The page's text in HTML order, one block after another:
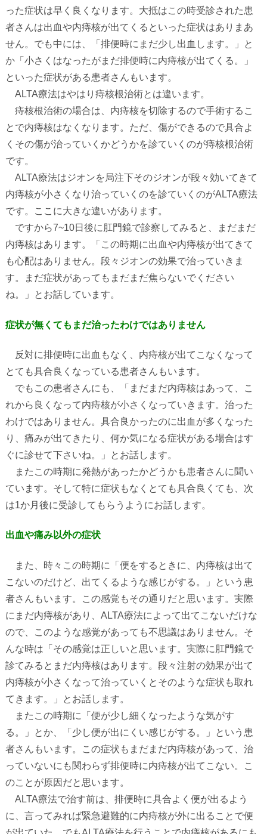
った症状は早く良くなります。大抵はこの時受診された患
者さんは出血や内痔核が出てくるといった症状はありまあ
せん。でも中には、「排便時にまだ少し出血します。」と
か「小さくはなったがまだ排便時に内痔核が出てくる。」
といった症状がある患者さんもいます。
ALTA療法はやはり痔核根治術とは違います。
痔核根治術の場合は、内痔核を切除するので手術するこ
とで内痔核はなくなります。ただ、傷ができるので具合よ
くその傷が治っていくかどうかを診ていくのが痔核根治術
です。
ALTA療法はジオンを局注下そのジオンが段々効いてきて
内痔核が小さくなり治っていくのを診ていくのがALTA療法
です。ここに大きな違いがあります。
ですから7~10日後に肛門鏡で診察してみると、まだまだ
内痔核はあります。「この時期に出血や内痔核が出てきて
も心配はありません。段々ジオンの効果で治っていきま
す。まだ症状があってもまだまだ焦らないでください
ね。」とお話しています。
症状が無くてもまだ治ったわけではありません
反対に排便時に出血もなく、内痔核が出てこなくなって
とても具合良くなっている患者さんもいます。
でもこの患者さんにも、「まだまだ内痔核はあって、こ
れから良くなって内痔核が小さくなっていきます。治った
わけではありません。具合良かったのに出血が多くなった
り、痛みが出てきたり、何か気になる症状がある場合はす
ぐに診せて下さいね。」とお話します。
またこの時期に発熱があったかどうかも患者さんに聞い
ています。そして特に症状もなくとても具合良くても、次
は1か月後に受診してもらうようにお話します。
出血や痛み以外の症状
また、時々この時期に「便をするときに、内痔核は出て
こないのだけど、出てくるような感じがする。」という患
者さんもいます。この感覚もその通りだと思います。実際
にまだ内痔核があり、 ALTA療法によって出てこないだけな
ので、このような感覚があっても不思議はありません。そ
んな時は「その感覚は正しいと思います。実際に肛門鏡で
診てみるとまだ内痔核はあります。段々注射の効果が出て
内痔核が小さくなって治っていくとそのような症状も取れ
てきます。」とお話します。
またこの時期に「便が少し細くなったような気がす
る。」とか、「少し便が出にくい感じがする。」という患
者さんもいます。この症状もまだまだ内痔核があって、治
っていないにも関わらず排便時に内痔核が出てこない。こ
のことが原因だと思います。
ALTA療法で治す前は、排便時に具合よく便が出るよう
に、言ってみれば緊急避難的に内痔核が外に出ることで便